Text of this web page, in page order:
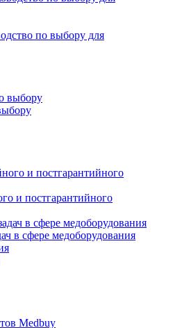
по выбору для
и постгарантийного
в сфере медоборудования
Medbuy